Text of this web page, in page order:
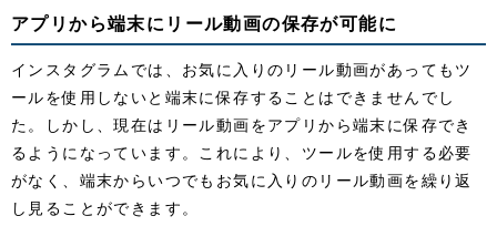
アプリから端末にリール動画の保存が可能に
インスタグラムでは、お気に入りのリール動画があってもツ
ールを使用しないと端末に保存することはできませんでし
た。しかし、現在はリール動画をアプリから端末に保存でき
るようになっています。これにより、ツールを使用する必要
がなく、端末からいつでもお気に入りのリール動画を繰り返
し見ることができます。